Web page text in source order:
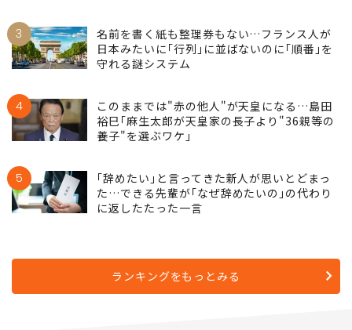
3
名前を書く紙も整理券もない…フランス人が
日本みたいに｢行列｣に並ばないのに｢順番｣を
守れる謎システム
4
このままでは"赤の他人"が天皇になる…島田
裕巳｢麻生太郎が天皇家の長子より"36親等の
養子"を選ぶワケ｣
5
｢辞めたい｣と言ってきた新人が思いとどまっ
た…できる先輩が｢なぜ辞めたいの｣の代わり
に返したたった一言
ランキングをもっとみる